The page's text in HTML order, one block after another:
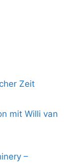
Zeit
mit Willi van
–